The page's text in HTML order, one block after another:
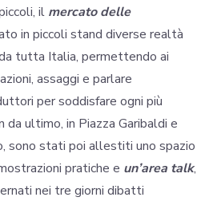
il mercato delle
in piccoli stand diverse realtà
tutta Italia, permettendo ai
assaggi e parlare
per soddisfare ogni più
ultimo, in Piazza Garibaldi e
sono stati poi allestiti uno spazio
pratiche e un’area talk,
nei tre giorni dibatti